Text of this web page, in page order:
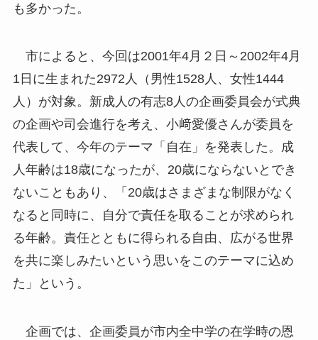
も多かった。
市によると、今回は2001年4月２日～2002年4月
1日に生まれた2972人（男性1528人、女性1444
人）が対象。新成人の有志8人の企画委員会が式典
の企画や司会進行を考え、小﨑愛優さんが委員を
代表して、今年のテーマ「自在」を発表した。成
人年齢は18歳になったが、20歳にならないとでき
ないこともあり、「20歳はさまざまな制限がなく
なると同時に、自分で責任を取ることが求められ
る年齢。責任とともに得られる自由、広がる世界
を共に楽しみたいという思いをこのテーマに込め
た」という。
企画では、企画委員が市内全中学の在学時の恩